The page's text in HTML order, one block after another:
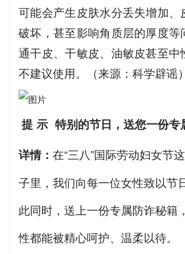
可能会产生皮肤水分丢失增加、
破坏，甚至影响角质层的厚度等
通干皮、干敏皮、油敏皮甚至中
不建议使用。（来源：科学辟谣）
提 示 特别的节日，送您一份专
详情： 在“三八”国际劳动妇女节
子里，我们向每一位女性致以节
此同时，送上一份专属防诈秘籍
性都能被精心呵护、温柔以待。